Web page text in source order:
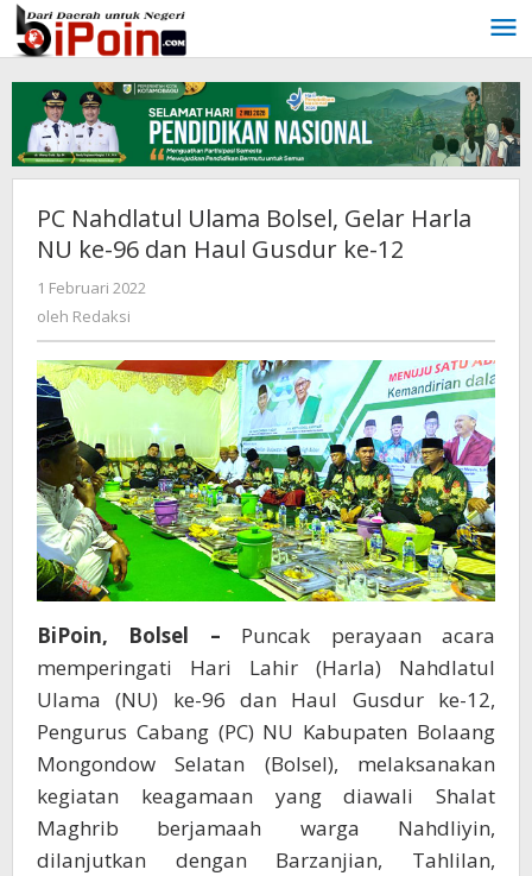
Lewati
ke
konten
PC Nahdlatul Ulama Bolsel, Gelar Harla
NU ke-96 dan Haul Gusdur ke-12
1 Februari 2022
oleh Redaksi
BiPoin, Bolsel – Puncak perayaan acara
memperingati Hari Lahir (Harla) Nahdlatul
Ulama (NU) ke-96 dan Haul Gusdur ke-12,
Pengurus Cabang (PC) NU Kabupaten Bolaang
Mongondow Selatan (Bolsel), melaksanakan
kegiatan keagamaan yang diawali Shalat
Maghrib berjamaah warga Nahdliyin,
dilanjutkan dengan Barzanjian, Tahlilan,